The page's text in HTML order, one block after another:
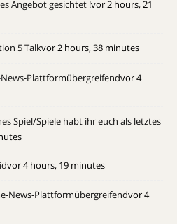
Angebot gesichtet !vor 2 hours, 21
5 Talkvor 2 hours, 38 minutes
Plattformübergreifendvor 4
Spiel/Spiele habt ihr euch als letztes
vor 4 hours, 19 minutes
News-Plattformübergreifendvor 4